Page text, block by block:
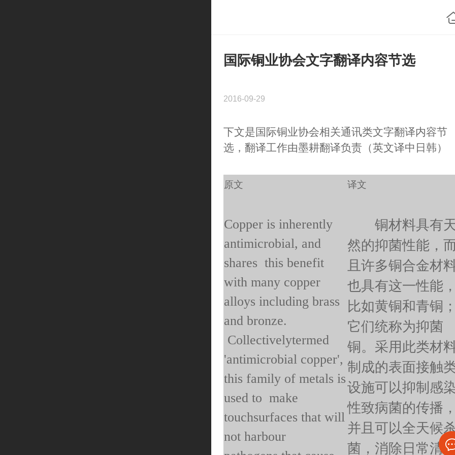
国际铜业协会文字翻译内容节选
2016-09-29
下文是国际铜业协会相关通讯类文字翻译内容节
选，翻译工作由墨耕翻译负责（英文译中日韩）
原文 译文
Copper is inherently
antimicrobial, and
shares this benefit
with many copper
alloys including brass
and bronze.
Collectivelytermed
'antimicrobial copper',
this family of metals is
used to make
touchsurfaces that will
not harbour
铜材料具有
然的抑菌性能，
且许多铜合金材
也具有这一性能
比如黄铜和青铜
它们统称为抑菌
铜。采用此类材
制成的表面接触
设施可以抑制感
性致病菌的传播
并且可以全天候
菌，消除日常清